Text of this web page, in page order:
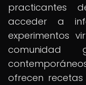
practicantes
acceder a
experimentos
comunidad
ofrecen